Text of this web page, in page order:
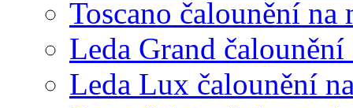
Toscano čalounění na
Leda Grand
Leda Lux čalounění